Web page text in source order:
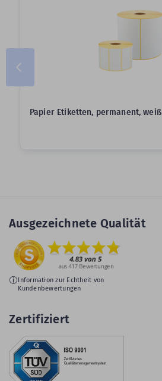
Papier Etiketten, permanent, weiß
Ausgezeichnete Qualität
Information zur Echtheit von
Kundenbewertungen
Zertifiziert